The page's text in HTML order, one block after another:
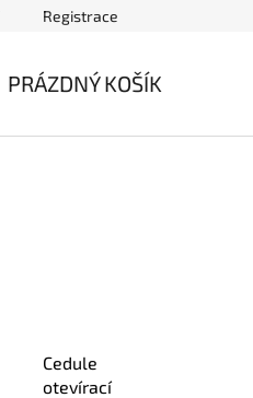
Registrace
PRÁZDNÝ KOŠÍK
Cedule
otevírací